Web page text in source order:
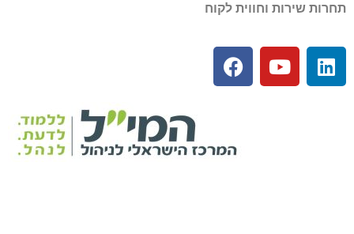
תחרות שירות וחווית לקוח